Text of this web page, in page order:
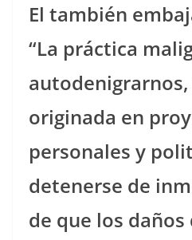
El también
“La práctica
originada en
personales y
detenerse de
de que los daños